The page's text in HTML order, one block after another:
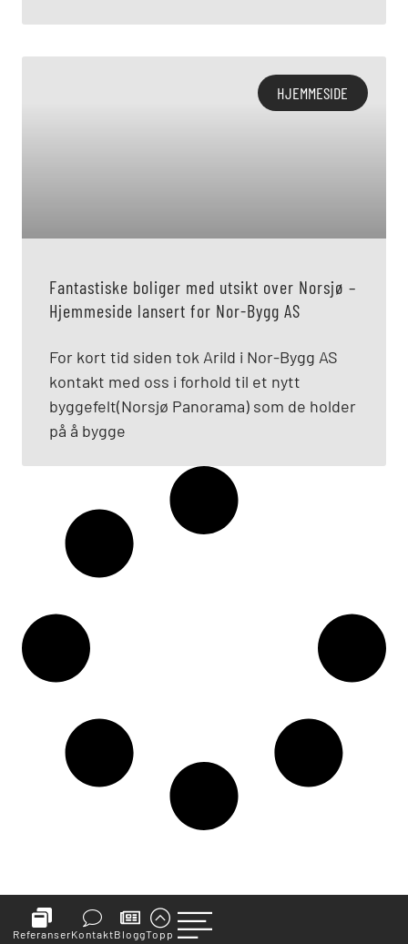
HJEMMESIDE
Fantastiske boliger med utsikt over Norsjø –
Hjemmeside lansert for Nor-Bygg AS
For kort tid siden tok Arild i Nor-Bygg AS
kontakt med oss i forhold til et nytt
byggefelt(Norsjø Panorama) som de holder
på å bygge
ReferanserKontaktBloggTopp